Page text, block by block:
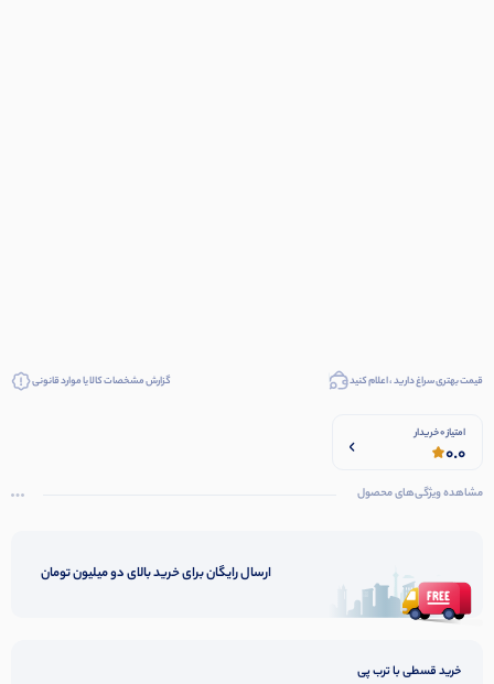
قیمت بهتری سراغ دارید ، اعلام کنید گزارش مشخصات کالا یا موارد قانونی
امتیاز 0 خریدار
0.0
مشاهده ویژگی‌های محصول
ارسال رایگان برای خرید بالای دو میلیون تومان
خرید قسطی با ترب پی